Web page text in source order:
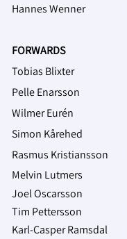
Hannes Wenner
FORWARDS
Tobias Blixter
Pelle Enarsson
Wilmer Eurén
Simon Kårehed
Rasmus Kristiansson
Melvin Lutmers
Joel Oscarsson
Tim Pettersson
Karl-Casper Ramsdal